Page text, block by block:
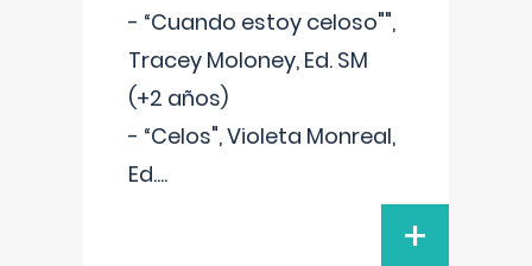
- “Cuando estoy celoso"",
Tracey Moloney, Ed. SM
(+2 años)
- “Celos", Violeta Monreal,
Ed....
+